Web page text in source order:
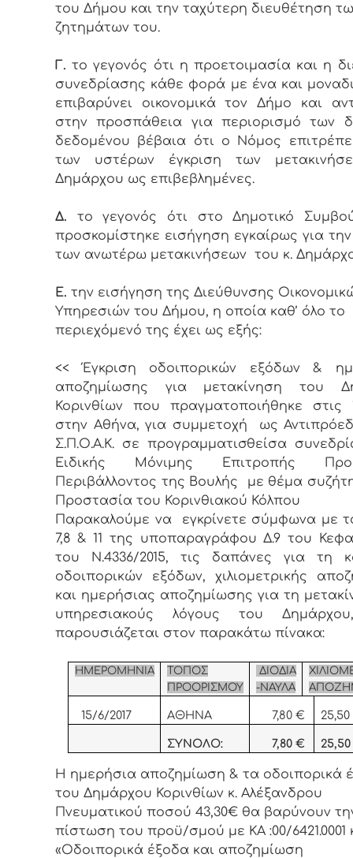
του Δήμου και την ταχύτερη διευθέτηση
ζητημάτων του.
Γ. το γεγονός ότι η προετοιμασία και η
συνεδρίασης κάθε φορά με ένα και
επιβαρύνει οικονομικά τον Δήμο και
στην προσπάθεια για περιορισμό των
δεδομένου βέβαια ότι ο Νόμος
των υστέρων έγκριση των
Δημάρχου ως επιβεβλημένες.
Δ. το γεγονός ότι στο Δημοτικό
προσκομίστηκε εισήγηση εγκαίρως για
των ανωτέρω μετακινήσεων του κ.
Ε. την εισήγηση της Διεύθυνσης
Υπηρεσιών του Δήμου, η οποία καθ’ όλο το
περιεχόμενό της έχει ως εξής:
<< Έγκριση οδοιπορικών εξόδων &
αποζημίωσης για μετακίνηση του
Κορινθίων που πραγματοποιήθηκε στις
στην Αθήνα, για συμμετοχή ως
Σ.Π.Ο.Α.Κ. σε προγραμματισθείσα
Ειδικής Μόνιμης Επιτροπής
Περιβάλλοντος της Βουλής με θέμα
Προστασία του Κορινθιακού Κόλπου
Παρακαλούμε να εγκρίνετε σύμφωνα με
7,8 & 11 της υποπαραγράφου Δ.9 του
του N.4336/2015, τις δαπάνες για τη
οδοιπορικών εξόδων, χιλιομετρικής
και ημερήσιας αποζημίωσης για τη
υπηρεσιακούς λόγους του
παρουσιάζεται στον παρακάτω πίνακα:
ΗΜΕΡΟΜΗΝΙΑ
ΤΟΠΟΣ
ΠΡΟΟΡΙΣΜΟΥ
ΔΙΟΔΙΑ
-ΝΑΥΛΑ
15/6/2017 ΑΘΗΝΑ 7,80 €
ΣΥΝΟΛΟ: 7,80 €
Η ημερήσια αποζημίωση & τα οδοιπορικά
του Δημάρχου Κορινθίων κ. Αλέξανδρου
Πνευματικού ποσού 43,30€ θα βαρύνουν
πίστωση του προϋ/σμού με ΚΑ :00/6421.0001
«Οδοιπορικά έξοδα και αποζημίωση